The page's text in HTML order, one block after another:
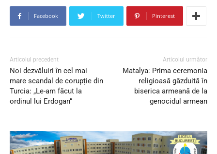
Facebook Twitter Pinterest
Articolul precedent
Noi dezvăluiri în cel mai
mare scandal de corupție din
Turcia: „Le-am făcut la
ordinul lui Erdogan”
Articolul următor
Matalya: Prima ceremonia
religioasă găzduită în
biserica armeană de la
genocidul armean